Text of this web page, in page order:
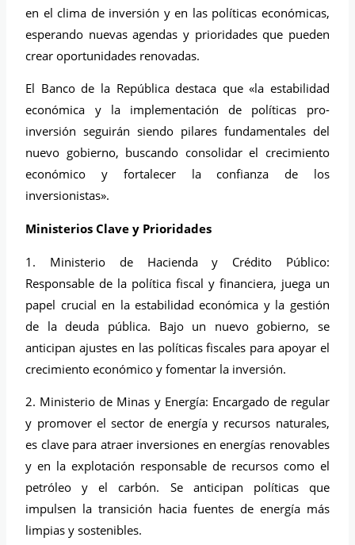
en el clima de inversión y en las políticas económicas,
esperando nuevas agendas y prioridades que pueden
crear oportunidades renovadas.
El Banco de la República destaca que «la estabilidad
económica y la implementación de políticas pro-
inversión seguirán siendo pilares fundamentales del
nuevo gobierno, buscando consolidar el crecimiento
económico y fortalecer la confianza de los
inversionistas».
Ministerios Clave y Prioridades
1. Ministerio de Hacienda y Crédito Público:
Responsable de la política fiscal y financiera, juega un
papel crucial en la estabilidad económica y la gestión
de la deuda pública. Bajo un nuevo gobierno, se
anticipan ajustes en las políticas fiscales para apoyar el
crecimiento económico y fomentar la inversión.
2. Ministerio de Minas y Energía: Encargado de regular
y promover el sector de energía y recursos naturales,
es clave para atraer inversiones en energías renovables
y en la explotación responsable de recursos como el
petróleo y el carbón. Se anticipan políticas que
impulsen la transición hacia fuentes de energía más
limpias y sostenibles.